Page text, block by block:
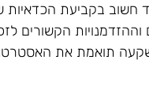
בקביעת הכדאיות
הקשורים
תואמת את